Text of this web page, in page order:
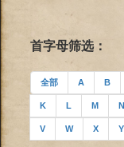
首字母筛选：
全部 A B
K L M N
V W X Y